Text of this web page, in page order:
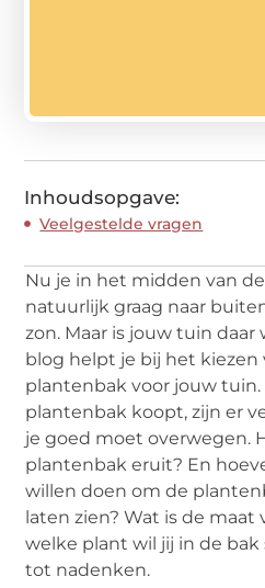
Inhoudsopgave:
Veelgestelde vragen
Nu je in het midden van
natuurlijk graag naar
zon. Maar is jouw tuin daar
blog helpt je bij het kiezen
plantenbak voor jouw tuin.
plantenbak koopt, zijn er
je goed moet overwegen.
plantenbak eruit? En
willen doen om de
laten zien? Wat is de maat
welke plant wil jij in de
tot nadenken.